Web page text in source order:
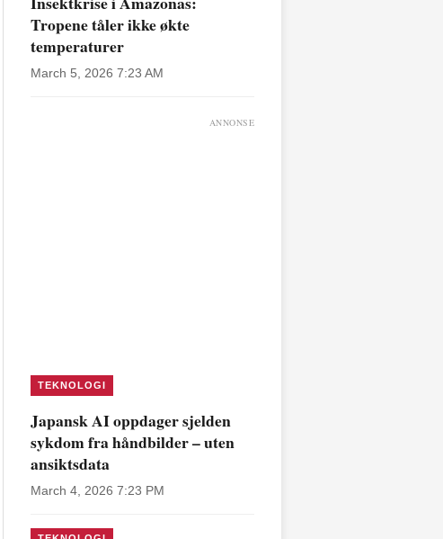
Tropene tåler ikke økte
temperaturer
March 5, 2026 7:23 AM
ANNONSE
TEKNOLOGI
Japansk AI oppdager sjelden
sykdom fra håndbilder – uten
ansiktsdata
March 4, 2026 7:23 PM